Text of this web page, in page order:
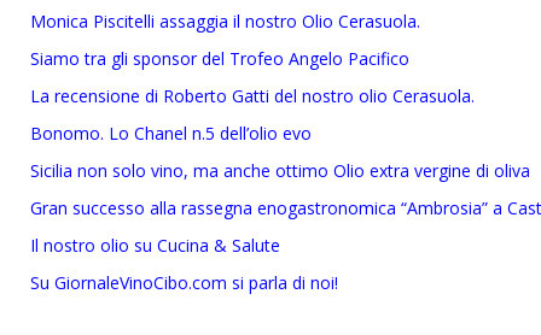
Monica Piscitelli assaggia il nostro Olio Cerasuola.
Siamo tra gli sponsor del Trofeo Angelo Pacifico
La recensione di Roberto Gatti del nostro olio Cerasuola.
Bonomo. Lo Chanel n.5 dell’olio evo
Sicilia non solo vino, ma anche ottimo Olio extra vergine di oliva
Gran successo alla rassegna enogastronomica “Ambrosia” a
Il nostro olio su Cucina & Salute
Su GiornaleVinoCibo.com si parla di noi!